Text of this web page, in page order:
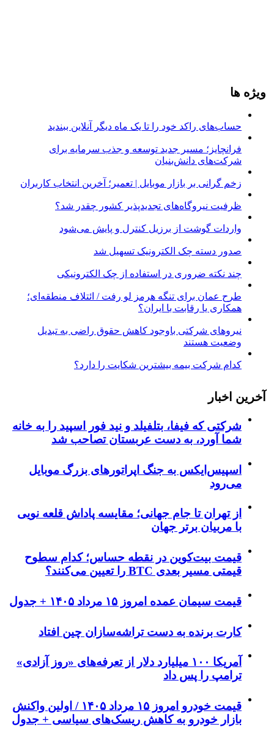
ویژه ها
حساب‌های راکد خود را تا یک ماه دیگر آنلاین ببندید
فرانچایز؛ مسیر جدید توسعه و جذب سرمایه برای
شرکت‌های دانش‌بنیان
زخم گرانی بر بازار موبایل | تعمیر؛ آخرین انتخاب کاربران
ظرفیت نیروگاه‌های تجدیدپذیر کشور چقدر شد؟
واردات گوشت از برزیل کنترل و پایش می‌شود
صدور دسته چک الکترونیک تسهیل شد
چند نکته ضروری در استفاده از چک الکترونیکی
طرح عمان برای تنگه هرمز لو رفت / ائتلاف منطقه‌ای؛
همکاری یا رقابت با ایران؟
نیروهای شرکتی باوجود کاهش حقوق راضی به تبدیل
وضعیت هستند
کدام شرکت بیمه بیشترین شکایت را دارد؟
آخرین اخبار
شرکتی که فیفا، بتلفیلد و نید فور اسپید را به خانه
شما آورد، به دست عربستان تصاحب شد
اسپیس‌ایکس به جنگ اپراتورهای بزرگ موبایل
می‌رود
از تهران تا جام جهانی؛ مقایسه پاداش قلعه نویی
با مربیان برتر جهان
قیمت بیت‌کوین در نقطه حساس؛ کدام سطوح
قیمتی مسیر بعدی BTC را تعیین می‌کنند؟
قیمت سیمان عمده امروز ۱۵ مرداد ۱۴۰۵ + جدول
کارت برنده به دست تراشه‌سازان چین افتاد
آمریکا ۱۰۰ میلیارد دلار از تعرفه‌های «روز آزادی»
ترامپ را پس داد
قیمت خودرو امروز ۱۵ مرداد ۱۴۰۵ / اولین واکنش
بازار خودرو به کاهش ریسک‌های سیاسی + جدول